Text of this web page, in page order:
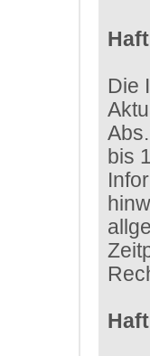
Die
bis